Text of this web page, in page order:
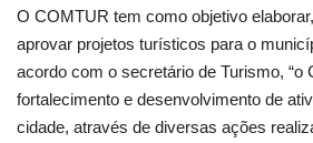
O COMTUR tem como objetivo
aprovar projetos turísticos para o
acordo com o secretário de Turismo, “o
fortalecimento e desenvolvimento de
cidade, através de diversas ações